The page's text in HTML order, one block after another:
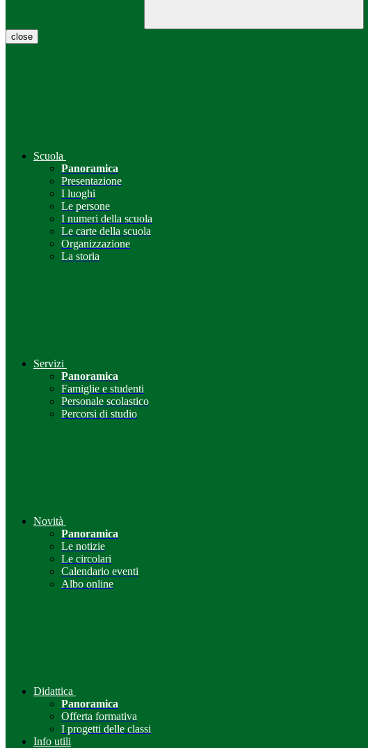
close
Scuola
Panoramica
Presentazione
I luoghi
Le persone
I numeri della scuola
Le carte della scuola
Organizzazione
La storia
Servizi
Panoramica
Famiglie e studenti
Personale scolastico
Percorsi di studio
Novità
Panoramica
Le notizie
Le circolari
Calendario eventi
Albo online
Didattica
Panoramica
Offerta formativa
I progetti delle classi
Info utili